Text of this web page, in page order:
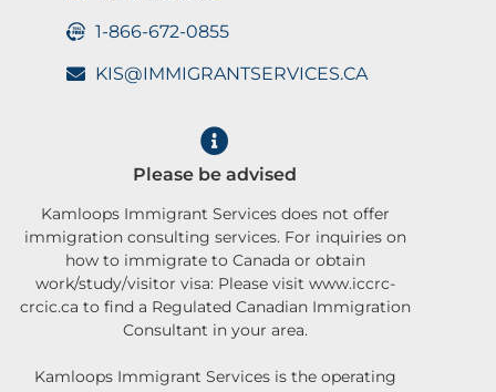
1-866-672-0855
KIS@IMMIGRANTSERVICES.CA
Please be advised
Kamloops Immigrant Services does not offer
immigration consulting services. For inquiries on
how to immigrate to Canada or obtain
work/study/visitor visa: Please visit www.iccrc-
crcic.ca to find a Regulated Canadian Immigration
Consultant in your area.
Kamloops Immigrant Services is the operating